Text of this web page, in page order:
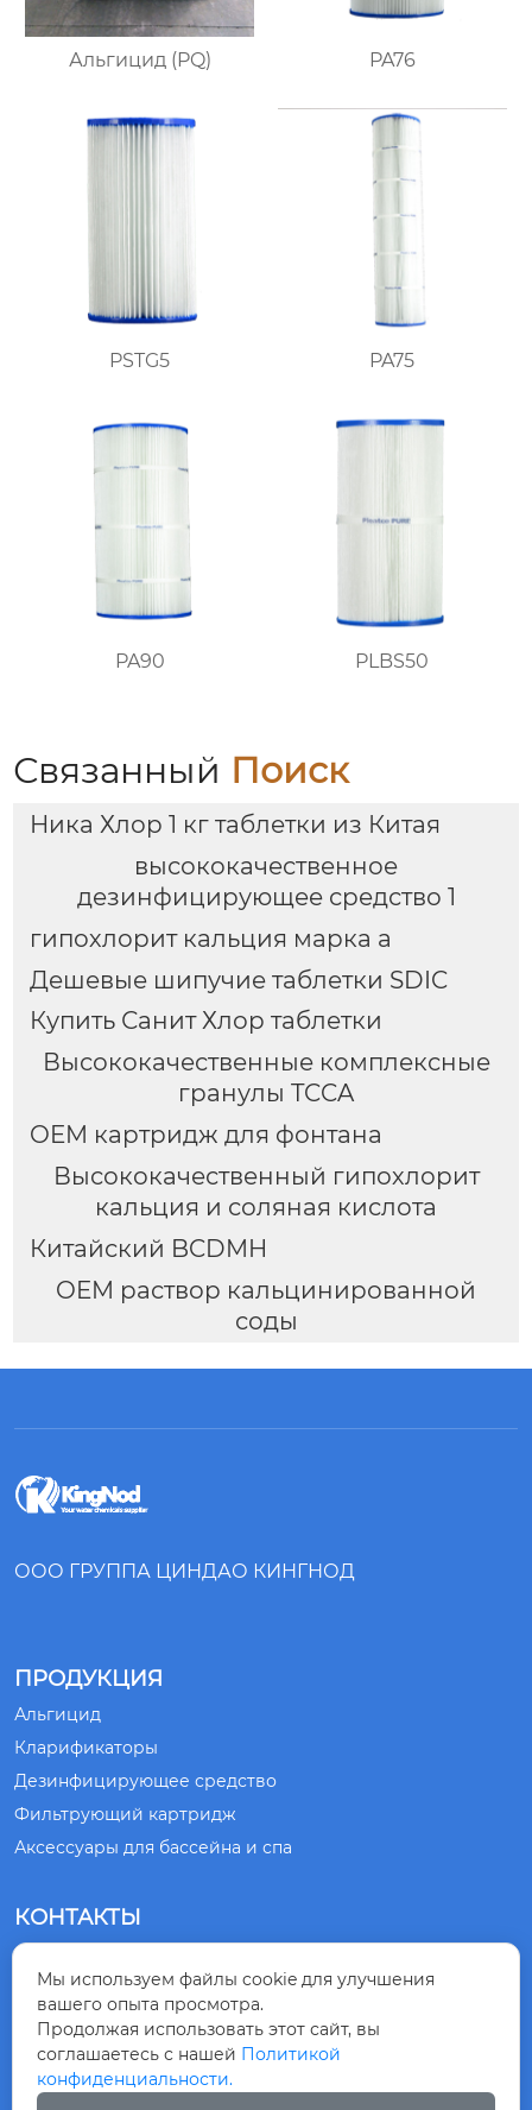
Альгицид (PQ) PA76
PSTG5 PA75
PA90 PLBS50
Связанный Поиск
Ника Хлор 1 кг таблетки из Китая
высококачественное
дезинфицирующее средство 1
гипохлорит кальция марка а
Дешевые шипучие таблетки SDIC
Купить Санит Хлор таблетки
Высококачественные комплексные
гранулы TCCA
OEM картридж для фонтана
Высококачественный гипохлорит
кальция и соляная кислота
Китайский BCDMH
OEM раствор кальцинированной
соды
ООО ГРУППА ЦИНДАО КИНГНОД
ПРОДУКЦИЯ
Альгицид
Кларификаторы
Дезинфицирующее средство
Фильтрующий картридж
Аксессуары для бассейна и спа
КОНТАКТЫ

ПРОВИНЦИЯ ШАНЬДУН, КИТАЙ
 +86-532-83875218
Мы используем файлы cookie для улучшения
вашего опыта просмотра.
Продолжая использовать этот сайт, вы
соглашаетесь с нашей Политикой
конфиденциальности.